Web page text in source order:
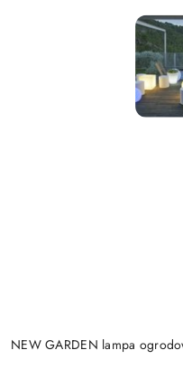
NEW GARDEN lampa